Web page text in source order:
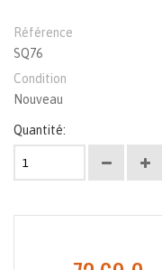
Référence
SQ76
Condition
Nouveau
Quantité: